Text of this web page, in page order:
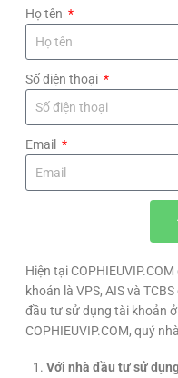
Họ tên
Số điện thoại
Email
Hiện tại
khoán là VPS, AIS và
đầu tư sử dụng tài khoản
COPHIEUVIP.COM, quý
Với nhà đầu tư sử